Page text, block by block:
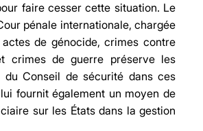
faire cesser cette situation. Le
pénale internationale, chargée
de génocide, crimes contre
crimes de guerre préserve les
du Conseil de sécurité dans ces
fournit également un moyen de
sur les États dans la gestion